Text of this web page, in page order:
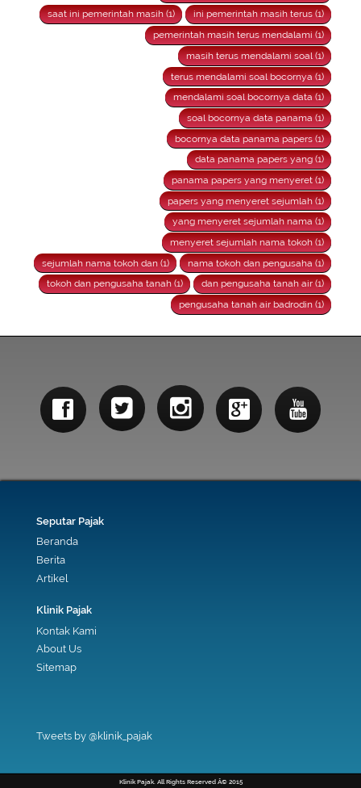
saat ini pemerintah masih (1)
ini pemerintah masih terus (1)
pemerintah masih terus mendalami (1)
masih terus mendalami soal (1)
terus mendalami soal bocornya (1)
mendalami soal bocornya data (1)
soal bocornya data panama (1)
bocornya data panama papers (1)
data panama papers yang (1)
panama papers yang menyeret (1)
papers yang menyeret sejumlah (1)
yang menyeret sejumlah nama (1)
menyeret sejumlah nama tokoh (1)
sejumlah nama tokoh dan (1)
nama tokoh dan pengusaha (1)
tokoh dan pengusaha tanah (1)
dan pengusaha tanah air (1)
pengusaha tanah air badrodin (1)
Seputar Pajak
Beranda
Berita
Artikel
Klinik Pajak
Kontak Kami
About Us
Sitemap
Tweets by @klinik_pajak
Klinik Pajak. All Rights Reserved Â© 2015